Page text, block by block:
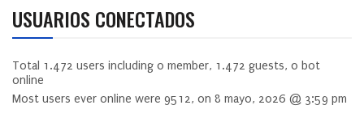
USUARIOS CONECTADOS
Total 1.472 users including 0 member, 1.472 guests, 0 bot
online
Most users ever online were 9512, on 8 mayo, 2026 @ 3:59 pm